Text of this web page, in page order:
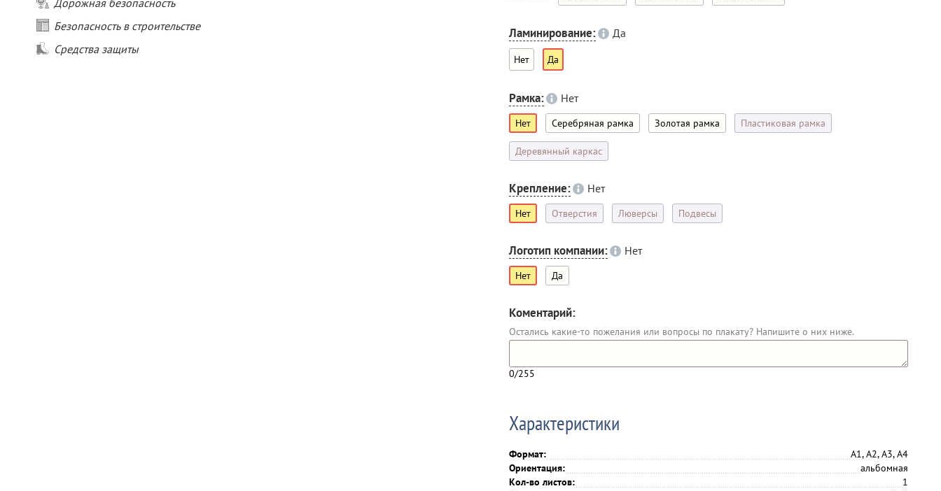
Дорожная безопасность
Безопасность в строительстве
Средства защиты
Ламинирование: Да
Нет Да
Рамка: Нет
Нет Серебряная рамка Золотая рамка Пластиковая рамка
Деревянный каркас
Крепление: Нет
Нет Отверстия Люверсы Подвесы
Логотип компании: Нет
Нет Да
Коментарий:
Остались какие-то пожелания или вопросы по плакату? Напишите о них ниже.
0/255
Характеристики
Формат:
А1, А2, А3, А4
Ориентация:
альбомная
Кол-во листов:
1